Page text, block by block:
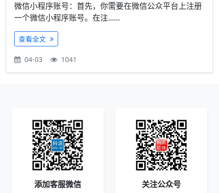
微信小程序账号：首先，你需要在微信公众平台上注册
一个微信小程序账号。在注......
查看全文
04-03 1041
添加客服微信 关注公众号